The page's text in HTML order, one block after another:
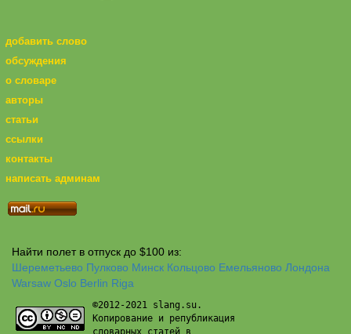
добавить слово
обсуждения
о словаре
авторы
статьи
ссылки
контакты
написать админам
Найти полет в отпуск до $100 из:
Шереметьево Пулково Минск Кольцово Емельяново Лондона
Warsaw Oslo Berlin Riga
©2012-2021 slang.su.
Копирование и републикация
словарных статей в